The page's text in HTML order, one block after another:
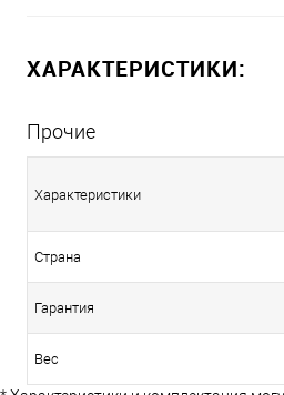
ХАРАКТЕРИСТИКИ:
Прочие
Характеристики
Страна
Гарантия
Вес